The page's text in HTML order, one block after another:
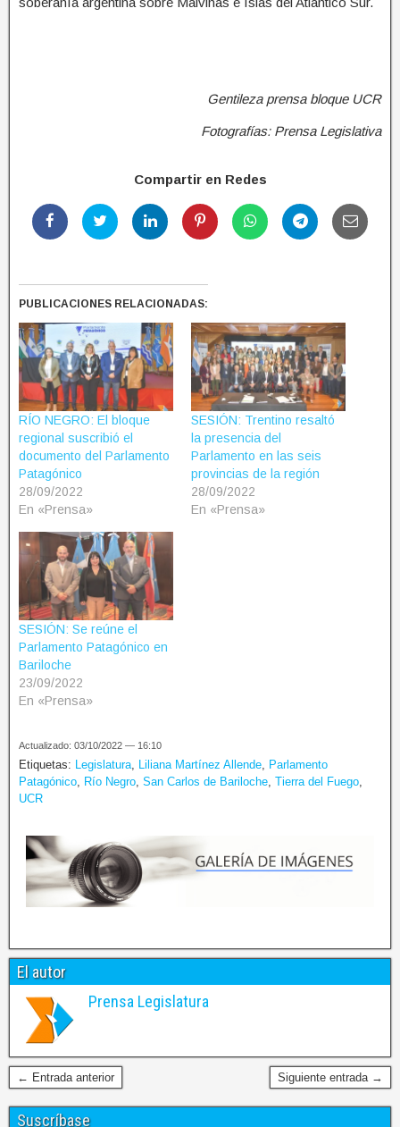
Gentileza prensa bloque UCR
Fotografías: Prensa Legislativa
Compartir en Redes
PUBLICACIONES RELACIONADAS:
RÍO NEGRO: El bloque
regional suscribió el
documento del Parlamento
Patagónico
28/09/2022
En «Prensa»
SESIÓN: Trentino resaltó
la presencia del
Parlamento en las seis
provincias de la región
28/09/2022
En «Prensa»
SESIÓN: Se reúne el
Parlamento Patagónico en
Bariloche
23/09/2022
En «Prensa»
Actualizado: 03/10/2022 — 16:10
Etiquetas: Legislatura Liliana Martínez Allende Parlamento
Patagónico Río Negro San Carlos de Bariloche Tierra del Fuego
UCR
El autor
Prensa Legislatura
← Entrada anterior Siguiente entrada →
Suscríbase